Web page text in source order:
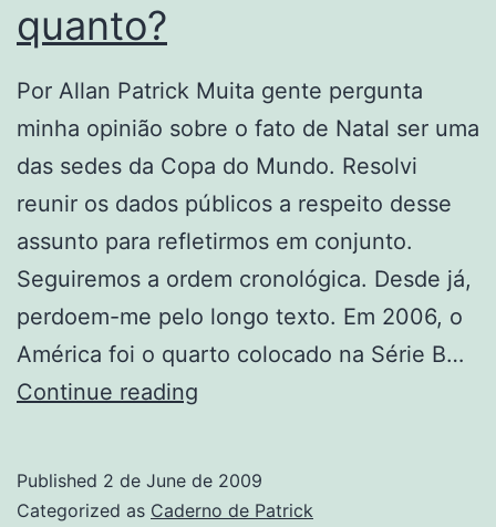
quanto?
Por Allan Patrick Muita gente pergunta
minha opinião sobre o fato de Natal ser uma
das sedes da Copa do Mundo. Resolvi
reunir os dados públicos a respeito desse
assunto para refletirmos em conjunto.
Seguiremos a ordem cronológica. Desde já,
perdoem-me pelo longo texto. Em 2006, o
América foi o quarto colocado na Série B…
Continue reading
Mundo
Published 2 de June de 2009
Categorized as Caderno de Patrick